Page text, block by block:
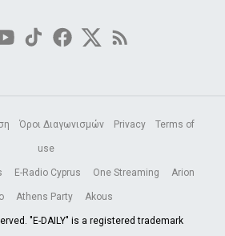
Όροι Διαγωνισμών Privacy Terms of
use
E-Radio Cyprus One Streaming Arion
Athens Party Akous
"E-DAILY" is a registered trademark